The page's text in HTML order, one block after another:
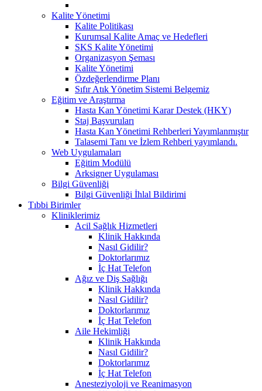
Kalite Yönetimi
Kalite Politikası
Kurumsal Kalite Amaç ve Hedefleri
SKS Kalite Yönetimi
Organizasyon Şeması
Kalite Yönetimi
Özdeğerlendirme Planı
Sıfır Atık Yönetim Sistemi Belgemiz
Eğitim ve Araştırma
Hasta Kan Yönetimi Karar Destek (HKY)
Staj Başvuruları
Hasta Kan Yönetimi Rehberleri Yayımlanmıştır
Talasemi Tanı ve İzlem Rehberi yayımlandı.
Web Uygulamaları
Eğitim Modülü
Arksigner Uygulaması
Bilgi Güvenliği
Bilgi Güvenliği İhlal Bildirimi
Tıbbi Birimler
Kliniklerimiz
Acil Sağlık Hizmetleri
Klinik Hakkında
Nasıl Gidilir?
Doktorlarımız
İç Hat Telefon
Ağız ve Diş Sağlığı
Klinik Hakkında
Nasıl Gidilir?
Doktorlarımız
İç Hat Telefon
Aile Hekimliği
Klinik Hakkında
Nasıl Gidilir?
Doktorlarımız
İç Hat Telefon
Anesteziyoloji ve Reanimasyon